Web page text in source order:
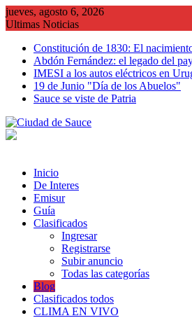
Saltar
al
jueves, agosto 6, 2026
Ultimas Noticias
Constitución de 1830: El
Abdón Fernández: el legado del
IMESI a los autos eléctricos en
19 de Junio "Día de los Abuelos"
Sauce se viste de Patria
Inicio
De Interes
Emisur
Guía
Clasificados
Ingresar
Registrarse
Subir anuncio
Todas las categorías
Blog
Clasificados todos
CLIMA EN VIVO